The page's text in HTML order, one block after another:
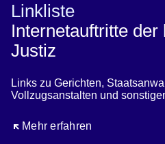
Linkliste
Internetauftritte der
Justiz
Links zu Gerichten,
Vollzugsanstalten und
Mehr erfahren
Öffnet sich in einem neuen